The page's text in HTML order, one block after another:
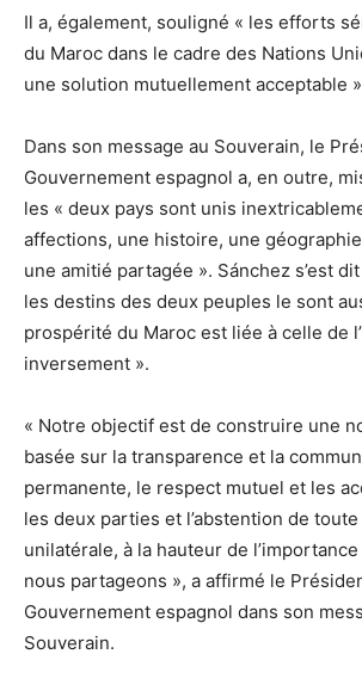
Il a, également, souligné « les efforts
du Maroc dans le cadre des Nations
une solution mutuellement acceptable
Dans son message au Souverain, le
Gouvernement espagnol a, en outre,
les « deux pays sont unis
affections, une histoire, une
une amitié partagée ». Sánchez s’est
les destins des deux peuples le sont
prospérité du Maroc est liée à celle de
inversement ».
« Notre objectif est de construire une
basée sur la transparence et la
permanente, le respect mutuel et les
les deux parties et l’abstention de
unilatérale, à la hauteur de
nous partageons », a affirmé le
Gouvernement espagnol dans son
Souverain.